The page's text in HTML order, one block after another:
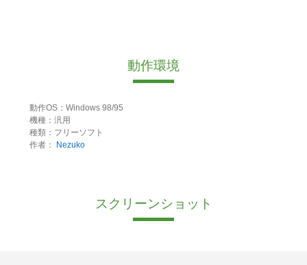
動作環境
動作OS：Windows 98/95
機種：汎用
種類：フリーソフト
作者：
Nezuko
スクリーンショット